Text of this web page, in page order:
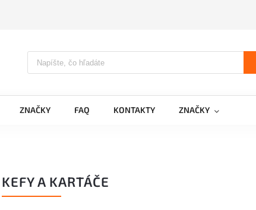
ZNAČKY FAQ KONTAKTY ZNAČKY
KEFY A KARTÁČE